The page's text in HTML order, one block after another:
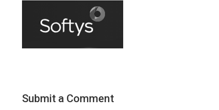
Submit a Comment